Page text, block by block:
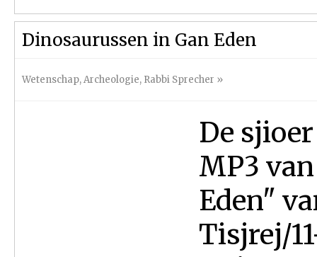
Dinosaurussen in Gan Eden
Wetenschap,Archeologie, Rabbi Sprecher »
De
MP3
Eden"
Tisjrej/